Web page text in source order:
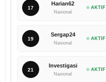
17
Harian62
Nasional
AKTIF
19
Sergap24
Nasional
AKTIF
21
Investigasi
Nasional
AKTIF